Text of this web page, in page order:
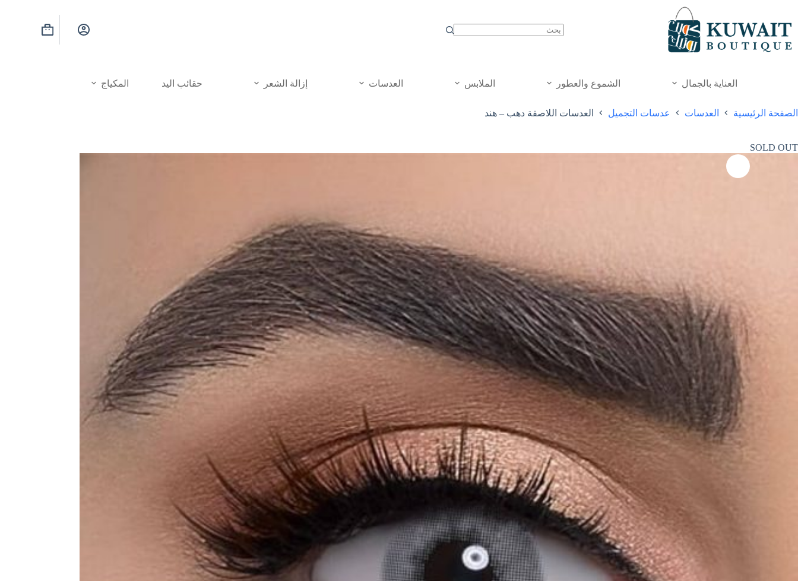
المحتوى
عربة
العناية بالجمال الشموع والعطور الملابس العدسات إزالة الشعر حقائب اليد المكياج
الصفحة الرئيسية العدسات عدسات التجميل العدسات اللاصقة دهب – هند
SOLD OUT